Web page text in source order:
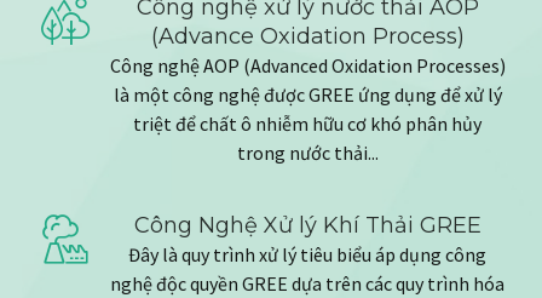
Công nghệ xử lý nước thải AOP
(Advance Oxidation Process)
Công nghệ AOP (Advanced Oxidation Processes)
là một công nghệ được GREE ứng dụng để xử lý
triệt để chất ô nhiễm hữu cơ khó phân hủy
trong nước thải...
Công Nghệ Xử lý Khí Thải GREE
Đây là quy trình xử lý tiêu biểu áp dụng công
nghệ độc quyền GREE dựa trên các quy trình hóa